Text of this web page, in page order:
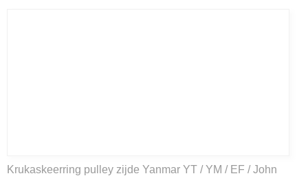
Krukaskeerring pulley zijde Yanmar YT / YM / EF / John